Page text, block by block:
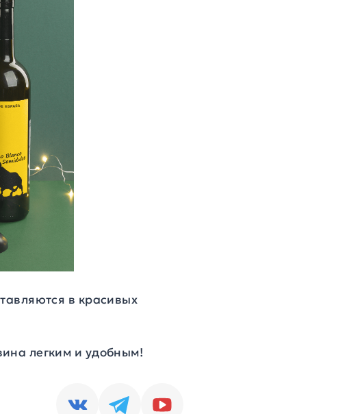
в красивых
легким и удобным!